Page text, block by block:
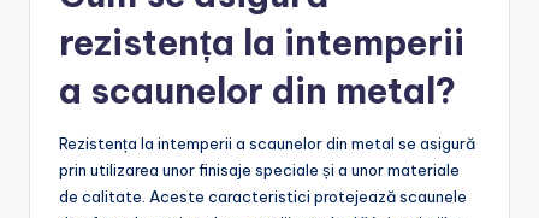
rezistența la intemperii
a scaunelor din metal?
Rezistența la intemperii a scaunelor din metal se asigură
prin utilizarea unor finisaje speciale și a unor materiale
de calitate. Aceste caracteristici protejează scaunele